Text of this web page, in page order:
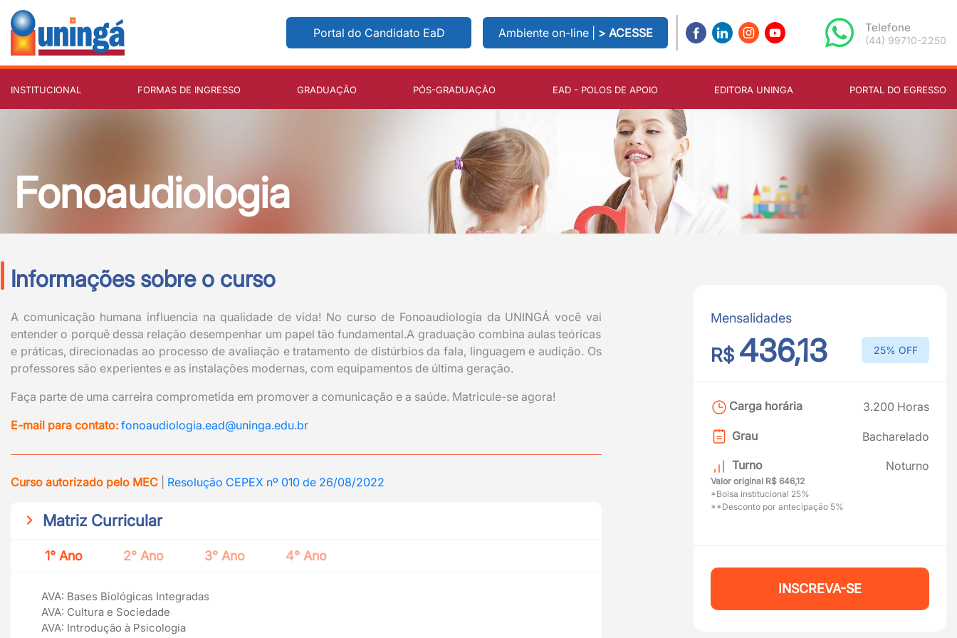
Portal do Candidato EaD Ambiente on-line | > ACESSE Telefone
(44) 99710-2250
INSTITUCIONAL FORMAS DE INGRESSO GRADUAÇÃO PÓS-GRADUAÇÃO EAD - POLOS DE APOIO EDITORA UNINGA PORTAL DO EGRESSO
Fonoaudiologia
Informações sobre o curso
A comunicação humana influencia na qualidade de vida! No curso de Fonoaudiologia da UNINGÁ você vai
entender o porquê dessa relação desempenhar um papel tão fundamental.A graduação combina aulas teóricas
e práticas, direcionadas ao processo de avaliação e tratamento de distúrbios da fala, linguagem e audição. Os
professores são experientes e as instalações modernas, com equipamentos de última geração.
Faça parte de uma carreira comprometida em promover a comunicação e a saúde. Matricule-se agora!
E-mail para contato: fonoaudiologia.ead@uninga.edu.br
Curso autorizado pelo MEC Resolução CEPEX nº 010 de 26/08/2022
Matriz Curricular
1° Ano 2° Ano 3° Ano 4° Ano
AVA: Bases Biológicas Integradas
AVA: Cultura e Sociedade
AVA: Introdução à Psicologia
Mensalidades
R$ 436,13 25% OFF
Carga horária 3.200 Horas
Grau Bacharelado
Turno Noturno
Valor original R$ 646,12
*Bolsa institucional 25%
**Desconto por antecipação 5%
INSCREVA-SE